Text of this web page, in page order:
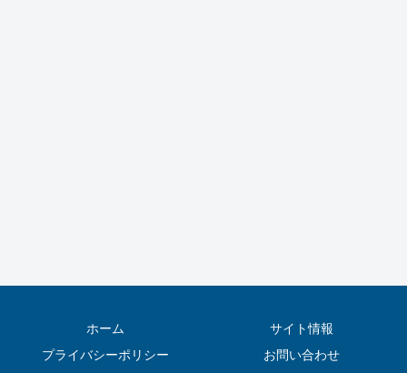
ホーム
サイト情報
プライバシーポリシー
お問い合わせ